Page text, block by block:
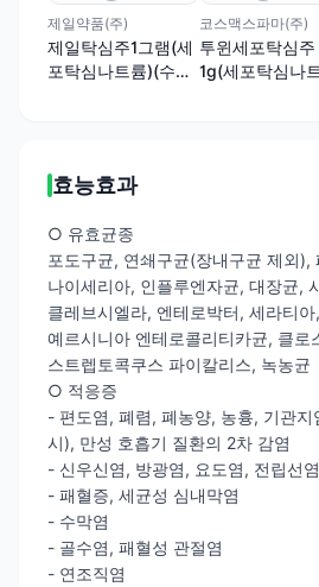
제일약품(주)
제일탁심주1그램(세
포탁심나트륨)(수출
코스맥스파마(주)
투윈세포탁심주
1g(세포탁심나
효능효과
○ 유효균종
포도구균, 연쇄구균(장내구균 제외),
나이세리아, 인플루엔자균, 대장균,
클레브시엘라, 엔테로박터, 세라티
예르시니아 엔테로콜리티카균, 클로
스트렙토콕쿠스 파이칼리스, 녹농균
○ 적응증
- 편도염, 폐렴, 폐농양, 농흉, 기관지
시), 만성 호흡기 질환의 2차 감염
- 신우신염, 방광염, 요도염, 전립선염
- 패혈증, 세균성 심내막염
- 수막염
- 골수염, 패혈성 관절염
- 연조직염